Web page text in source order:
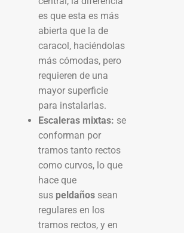
es que esta es más
abierta que la de
caracol, haciéndolas
más cómodas, pero
requieren de una
mayor superficie
para instalarlas.
Escaleras mixtas: se
conforman por
tramos tanto rectos
como curvos, lo que
hace que
sus peldaños sean
regulares en los
tramos rectos, y en